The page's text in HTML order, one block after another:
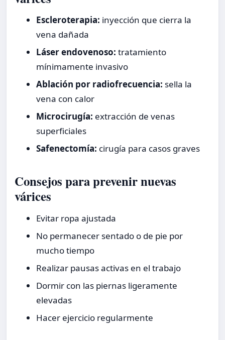
Escleroterapia: inyección que cierra la
vena dañada
Láser endovenoso: tratamiento
mínimamente invasivo
Ablación por radiofrecuencia: sella la
vena con calor
Microcirugía: extracción de venas
superficiales
Safenectomía: cirugía para casos graves
Consejos para prevenir nuevas
várices
Evitar ropa ajustada
No permanecer sentado o de pie por
mucho tiempo
Realizar pausas activas en el trabajo
Dormir con las piernas ligeramente
elevadas
Hacer ejercicio regularmente